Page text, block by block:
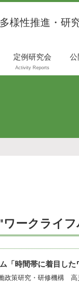
様性推進・研
定例研究会
Activity Reports
公
ークライ
「時間帯に着目し
政策研究・研修機構 高